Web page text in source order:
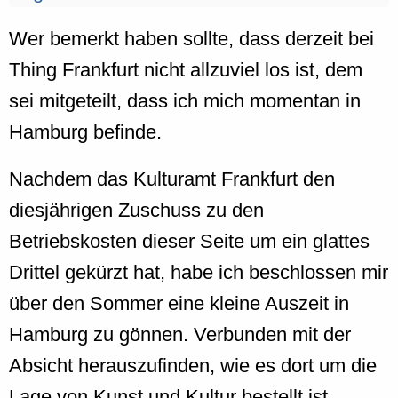
Wer bemerkt haben sollte, dass derzeit bei
Thing Frankfurt nicht allzuviel los ist, dem
sei mitgeteilt, dass ich mich momentan in
Hamburg befinde.
Nachdem das Kulturamt Frankfurt den
diesjährigen Zuschuss zu den
Betriebskosten dieser Seite um ein glattes
Drittel gekürzt hat, habe ich beschlossen mir
über den Sommer eine kleine Auszeit in
Hamburg zu gönnen. Verbunden mit der
Absicht herauszufinden, wie es dort um die